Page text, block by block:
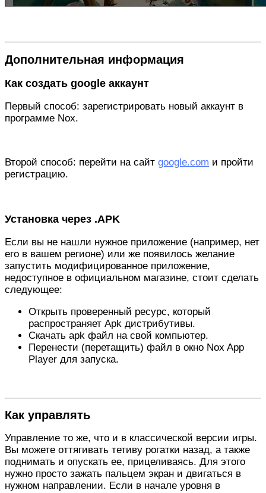
Дополнительная информация
Как создать google аккаунт
Первый способ: зарегистрировать новый аккаунт в
программе Nox.
Второй способ: перейти на сайт google.com и пройти
регистрацию.
Установка через .APK
Если вы не нашли нужное приложение (например, нет
его в вашем регионе) или же появилось желание
запустить модифицированное приложение,
недоступное в официальном магазине, стоит сделать
следующее:
Открыть проверенный ресурс, который
распространяет Apk дистрибутивы.
Скачать apk файл на свой компьютер.
Перенести (перетащить) файл в окно Nox App
Player для запуска.
Как управлять
Управление то же, что и в классической версии игры.
Вы можете оттягивать тетиву рогатки назад, а также
поднимать и опускать ее, прицеливаясь. Для этого
нужно просто зажать пальцем экран и двигаться в
нужном направлении. Если в начале уровня в